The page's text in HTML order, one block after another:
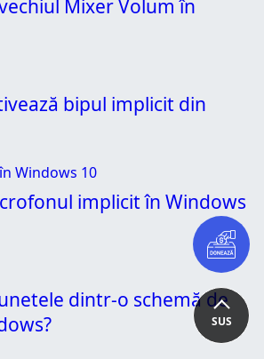
SUS
Mixer Volum în
bipul implicit din
implicit în Windows
dintr-o schemă de